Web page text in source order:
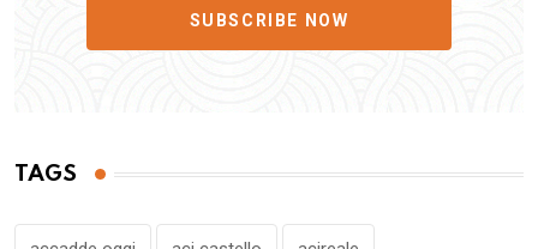
SUBSCRIBE NOW
TAGS